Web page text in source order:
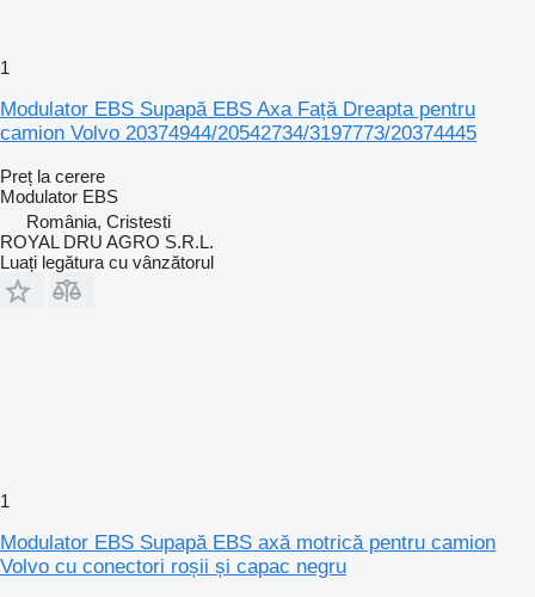
1
Modulator EBS Supapă EBS Axa Față Dreapta pentru
camion Volvo 20374944/20542734/3197773/20374445
Preț la cerere
Modulator EBS
România, Cristesti
ROYAL DRU AGRO S.R.L.
Luați legătura cu vânzătorul
1
Modulator EBS Supapă EBS axă motrică pentru camion
Volvo cu conectori roșii și capac negru